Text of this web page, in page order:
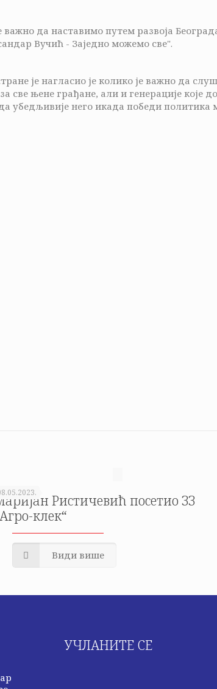
да наставимо путем развоја
Вучић - Заједно можемо све".
је нагласио је колико је важно да
њене грађане, али и генерације које
убедљивије него икада победи политика
Ристичевић посетио ЗЗ
клек“
Види више
УЧЛАНИТЕ СЕ